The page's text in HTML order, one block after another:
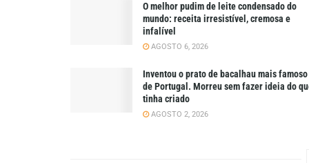
O melhor pudim de leite condensado do
mundo: receita irresistível, cremosa e
infalível
AGOSTO 6, 2026
Inventou o prato de bacalhau mais famoso
de Portugal. Morreu sem fazer ideia do
tinha criado
AGOSTO 2, 2026